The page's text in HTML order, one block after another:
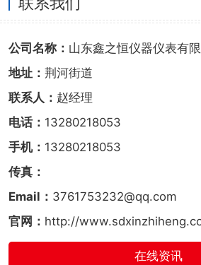
公司名称： 山东鑫之恒仪器仪表有
地址： 荆河街道
联系人： 赵经理
电话： 13280218053
手机： 13280218053
传真：
Email： 3761753232@qq.com
官网： http://
在线资讯